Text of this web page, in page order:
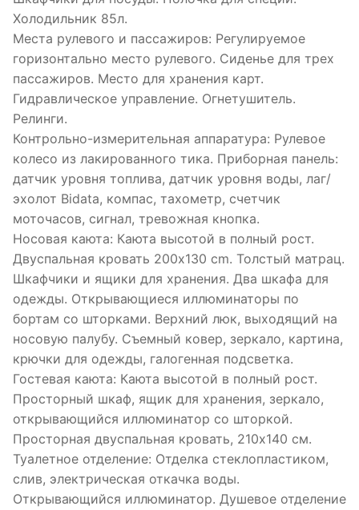
Холодильник 85л.
Места рулевого и пассажиров: Регулируемое
горизонтально место рулевого. Сиденье для трех
пассажиров. Место для хранения карт.
Гидравлическое управление. Огнетушитель.
Релинги.
Контрольно-измерительная аппаратура: Рулевое
колесо из лакированного тика. Приборная панель:
датчик уровня топлива, датчик уровня воды, лаг/
эхолот Bidata, компас, тахометр, счетчик
моточасов, сигнал, тревожная кнопка.
Носовая каюта: Каюта высотой в полный рост.
Двуспальная кровать 200х130 cm. Толстый матрац.
Шкафчики и ящики для хранения. Два шкафа для
одежды. Открывающиеся иллюминаторы по
бортам со шторками. Верхний люк, выходящий на
носовую палубу. Съемный ковер, зеркало, картина,
крючки для одежды, галогенная подсветка.
Гостевая каюта: Каюта высотой в полный рост.
Просторный шкаф, ящик для хранения, зеркало,
открывающийся иллюминатор со шторкой.
Просторная двуспальная кровать, 210х140 см.
Туалетное отделение: Отделка стеклопластиком,
слив, электрическая откачка воды.
Открывающийся иллюминатор. Душевое отделение